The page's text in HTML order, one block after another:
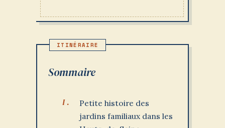
Sommaire
Petite histoire des
jardins familiaux dans les